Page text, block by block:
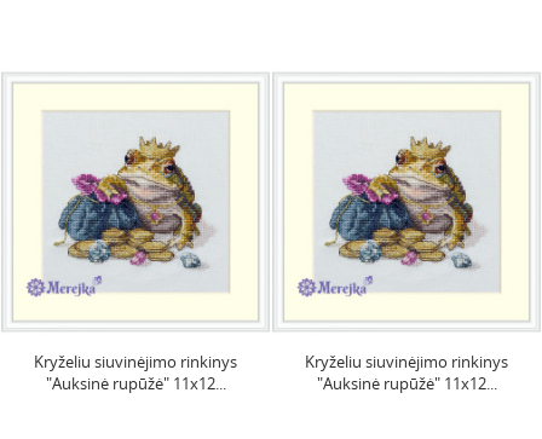
Kryželiu siuvinėjimo rinkinys
"Auksinė rupūžė" 11x12...
Kryželiu siuvinėjimo rinkinys
"Auksinė rupūžė" 11x12...